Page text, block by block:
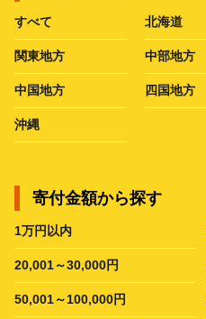
すべて 北海道
関東地方 中部地方
中国地方 四国地方
沖縄
寄付金額から探す
1万円以内
20,001～30,000円
50,001～100,000円